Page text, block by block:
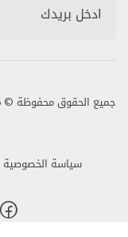
جميع الحقوق محفوظة © 2026 هيئة الأعمال الخيرية العالمية
سياسة الخصوصية